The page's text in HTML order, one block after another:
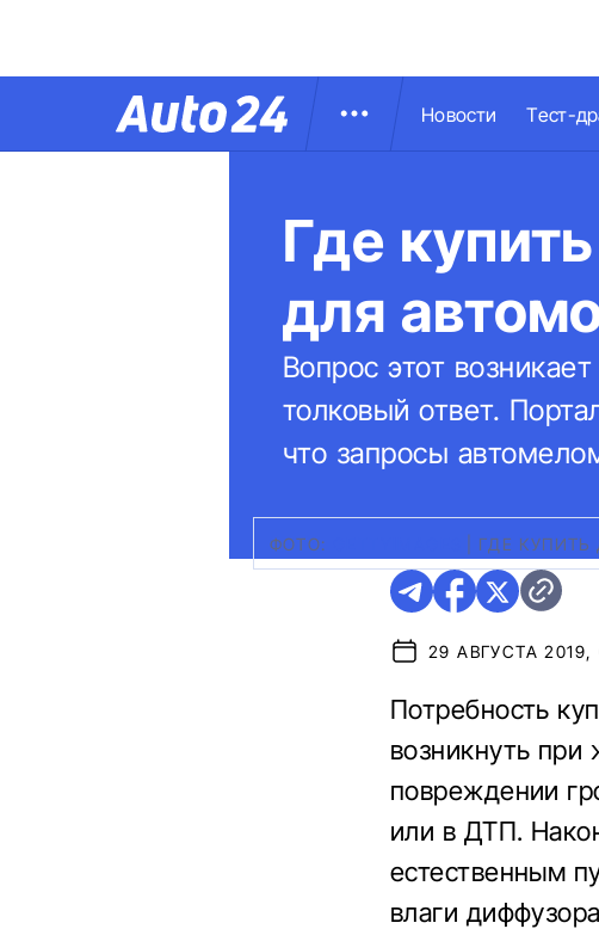
Новости Тест-
Где
для
Вопрос этот
толковый ответ.
что запросы
ФОТО: ГДЕ
29 АВГУСТА 2019,
Потребность
возникнуть при
повреждении
или в ДТП.
естественным
влаги